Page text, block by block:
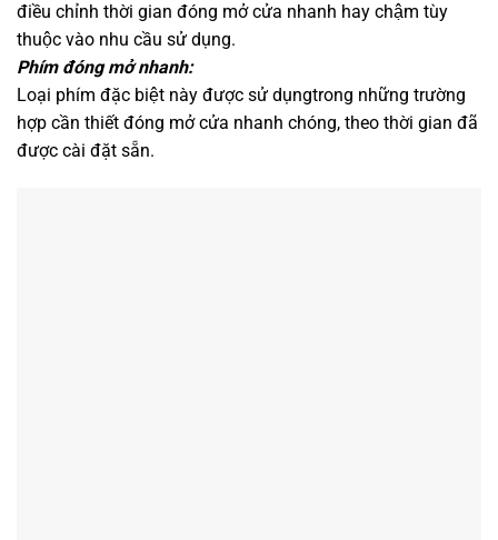
điều chỉnh thời gian đóng mở cửa nhanh hay chậm tùy
thuộc vào nhu cầu sử dụng.
Phím đóng mở nhanh:
Loại phím đặc biệt này được sử dụngtrong những trường
hợp cần thiết đóng mở cửa nhanh chóng, theo thời gian đã
được cài đặt sẵn.